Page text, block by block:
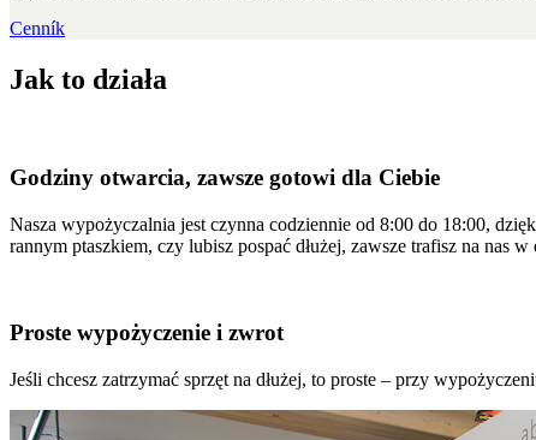
Cenník
Jak to działa
Godziny otwarcia, zawsze gotowi dla Ciebie
Nasza wypożyczalnia jest czynna codziennie od 8:00 do 18:00,
rannym ptaszkiem, czy lubisz pospać dłużej, zawsze trafisz na nas
Proste wypożyczenie i zwrot
Jeśli chcesz zatrzymać sprzęt na dłużej, to proste – przy